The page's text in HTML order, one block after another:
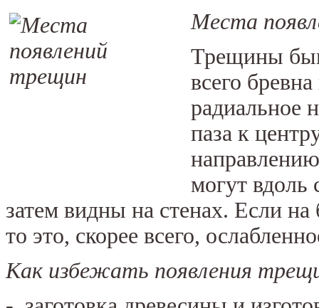
Места
Трещины
всего
радиальное
паза к
могут вдоль
затем видны на стенах. Если
то это, скорее всего,
Как избежать появления